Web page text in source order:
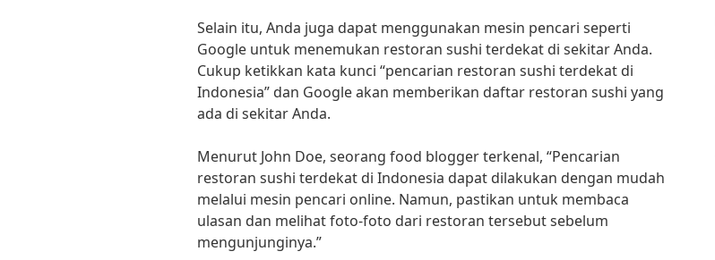
Selain itu, Anda juga dapat menggunakan mesin pencari seperti
Google untuk menemukan restoran sushi terdekat di sekitar Anda.
Cukup ketikkan kata kunci “pencarian restoran sushi terdekat di
Indonesia” dan Google akan memberikan daftar restoran sushi yang
ada di sekitar Anda.
Menurut John Doe, seorang food blogger terkenal, “Pencarian
restoran sushi terdekat di Indonesia dapat dilakukan dengan mudah
melalui mesin pencari online. Namun, pastikan untuk membaca
ulasan dan melihat foto-foto dari restoran tersebut sebelum
mengunjunginya.”